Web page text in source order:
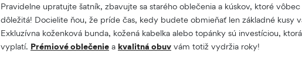
Pravidelne upratujte šatník, zbavujte sa starého oblečenia a kúskov, ktoré
dôležitá! Docielite ňou, že príde čas, kedy budete obmieňať len základné kusy
Exkluzívna koženková bunda, kožená kabelka alebo topánky sú investíciou,
vyplatí. Prémiové oblečenie a kvalitná obuv vám totiž vydržia roky!